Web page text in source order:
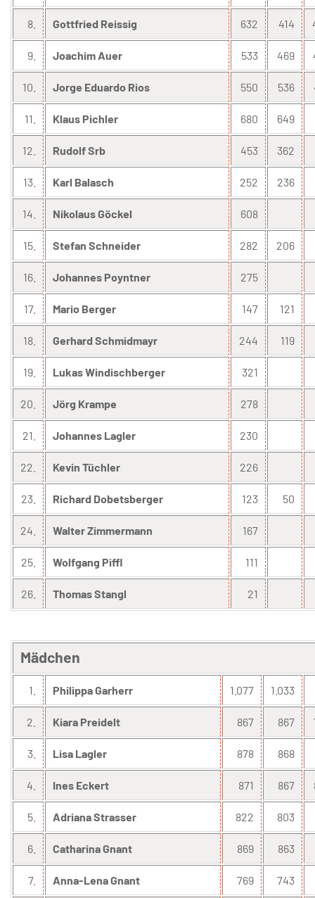
8. Gottfried Reissig 632 414
9. Joachim Auer 533 469
10. Jorge Eduardo Rios 550 536
11. Klaus Pichler 680 649
12. Rudolf Srb 453 362
13. Karl Balasch 252 236
14. Nikolaus Göckel 608
15. Stefan Schneider 282 206
16. Johannes Poyntner 275
17. Mario Berger 147 121
18. Gerhard Schmidmayr 244 119
19. Lukas Windischberger 321
20. Jörg Krampe 278
21. Johannes Lagler 230
22. Kevin Tüchler 226
23. Richard Dobetsberger 123 50
24. Walter Zimmermann 167
25. Wolfgang Piffl 111
26. Thomas Stangl 21
Mädchen
1. Philippa Garherr 1.077 1.033
2. Kiara Preidelt 867 867
3. Lisa Lagler 878 868
4. Ines Eckert 871 867
5. Adriana Strasser 822 803
6. Catharina Gnant 869 863
7. Anna-Lena Gnant 769 743